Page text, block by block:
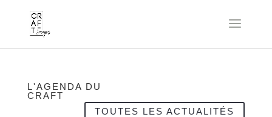
L'AGENDA DU
CRAFT
TOUTES LES ACTUALITÉS